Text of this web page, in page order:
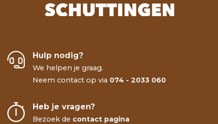
Hulp nodig?
We helpen je graag.
Neem contact op via 074 - 2033 060
Heb je vragen?
Bezoek de contact pagina